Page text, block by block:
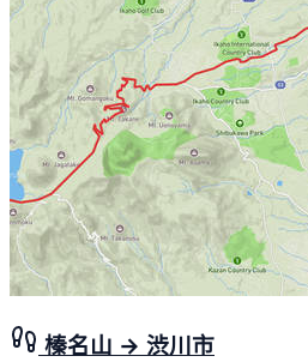
榛名山 → 渋川市